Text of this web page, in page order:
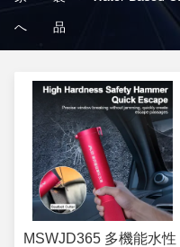
へ 品
MSWJD365 多機能水性